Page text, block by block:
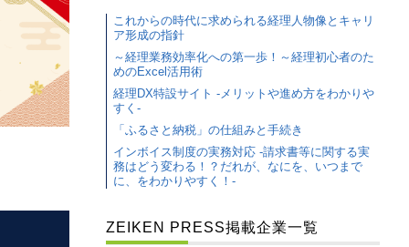
これからの時代に求められる経理人物像とキャリ
ア形成の指針
～経理業務効率化への第一歩！～経理初心者のた
めのExcel活用術
経理DX特設サイト -メリットや進め方をわかりや
すく-
「ふるさと納税」の仕組みと手続き
インボイス制度の実務対応 -請求書等に関する実
務はどう変わる！？だれが、なにを、いつまで
に、をわかりやすく！-
ZEIKEN PRESS掲載企業一覧